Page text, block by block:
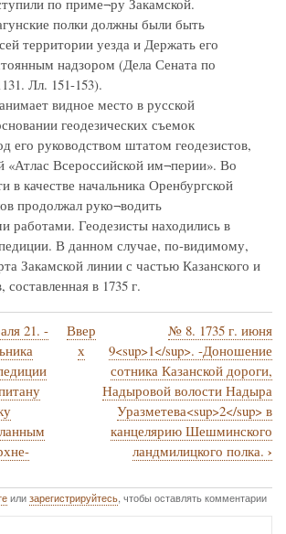
по приме¬ру Закамской.
полки должны были быть
территории уезда и Держать его
надзором (Дела Сената по
Лл. 151-153).
видное место в русской
геодезических съемок
его руководством штатом геодезистов,
«Атлас Всероссийской им¬перии». Во
в качестве начальника Оренбургской
продолжал руко¬водить
работами. Геодезисты находились в
В данном случае, по-видимому,
Закамской линии с частью Казанского и
в 1735 г.
21. -
Ввер
х
№ 8. 1735 г. июня
9<sup>1</sup>. -Доношение
сотника Казанской дороги,
Надыровой волости Надыра
Уразметева<sup>2</sup> в
канцелярию Шешминского
ландмилицкого полка. ›
илизарегистрируйтесь, чтобы оставлять комментарии